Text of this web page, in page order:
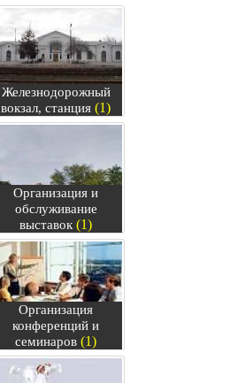
Железнодорожный
вокзал, станция (1)
Организация и
обслуживание
выставок (1)
Организация
конференций и
семинаров (1)